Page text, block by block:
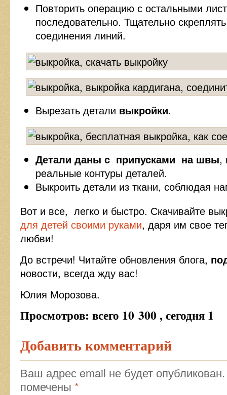
Повторить операцию с остальными
последовательно. Тщательно
соединения линий.
Вырезать детали выкройки.
Детали даны с припусками на швы,
реальные контуры деталей.
Выкроить детали из ткани, соблюдая
Вот и все, легко и быстро. Скачивайте
для детей своими руками, даря им свое
любви!
До встречи! Читайте обновления блога,
новости, всегда жду вас!
Юлия Морозова.
Просмотров: всего 10 300 , сегодня 1
Добавить комментарий
Ваш адрес email не будет опубликован.
помечены *